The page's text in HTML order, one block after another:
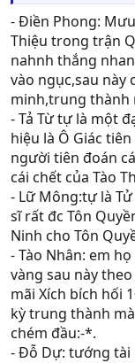
- Điền Phong:
Thiệu trong trận
nahnh thắng
vào ngục,sau này
minh,trung thành
- Tả Từ tự là một
hiệu là Ô Giác
người tiên đoán
cái chết của Tào
- Lữ Mông:tự là
sĩ rất đc Tôn
Ninh cho Tôn
- Tào Nhân: em
vàng sau này
mãi Xích bích hối
kỳ trung thành
chém đầu:-*.
- Đỗ Dự: tướng tài